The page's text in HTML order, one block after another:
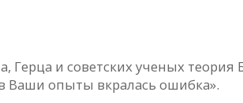
и советских ученых теория
Ваши опыты вкралась ошибка».